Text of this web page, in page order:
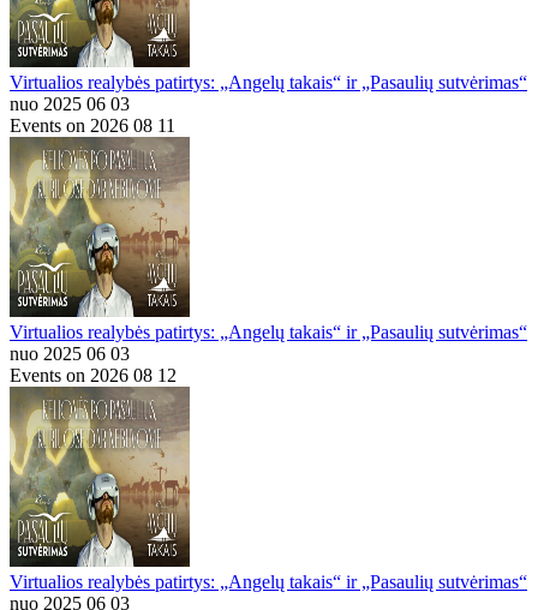
Virtualios realybės patirtys: „Angelų takais“ ir „Pasaulių sutvėrimas“
nuo 2025 06 03
Events on 2026 08 11
Virtualios realybės patirtys: „Angelų takais“ ir „Pasaulių sutvėrimas“
nuo 2025 06 03
Events on 2026 08 12
Virtualios realybės patirtys: „Angelų takais“ ir „Pasaulių sutvėrimas“
nuo 2025 06 03